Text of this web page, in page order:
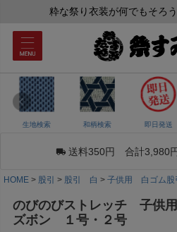
粋な祭り衣装が何でもそろ
生地検索 和柄検索 即日発送
送料350円 合計3,980
HOME 股引 股引 白 子供用 白ゴム股
のびのびストレッチ 子供
ズボン １号・２号